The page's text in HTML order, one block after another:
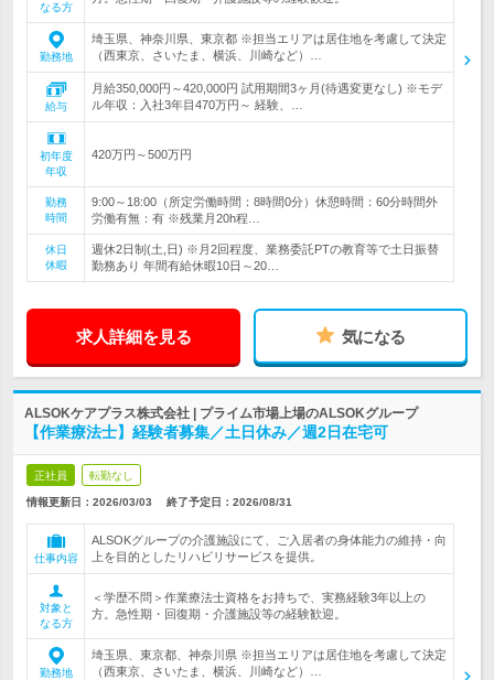
なる方
勤務地
埼玉県、神奈川県、東京都 ※担当エリアは居住地を考慮して決定
（西東京、さいたま、横浜、川崎など）…
給与
月給350,000円～420,000円 試用期間3ヶ月(待遇変更なし) ※モデ
ル年収：入社3年目470万円～ 経験、…
初年度
年収
420万円～500万円
勤務
時間
9:00～18:00（所定労働時間：8時間0分）休憩時間：60分時間外
労働有無：有 ※残業月20h程…
休日
休暇
週休2日制(土,日) ※月2回程度、業務委託PTの教育等で土日振替
勤務あり 年間有給休暇10日～20…
求人詳細を見る 気になる
ALSOKケアプラス株式会社 | プライム市場上場のALSOKグループ
【作業療法士】経験者募集／土日休み／週2日在宅可
正社員 転勤なし
情報更新日：2026/03/03 終了予定日： 2026/08/31
仕事内容
ALSOKグループの介護施設にて、ご入居者の身体能力の維持・向
上を目的としたリハビリサービスを提供。
対象と
なる方
＜学歴不問＞作業療法士資格をお持ちで、実務経験3年以上の
方。急性期・回復期・介護施設等の経験歓迎。
勤務地
埼玉県、東京都、神奈川県 ※担当エリアは居住地を考慮して決定
（西東京、さいたま、横浜、川崎など）…